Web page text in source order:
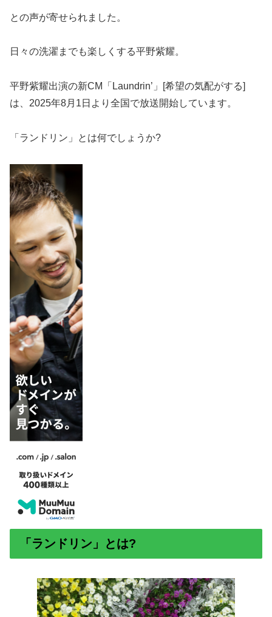
との声が寄せられました。
日々の洗濯までも楽しくする平野紫耀。
平野紫耀出演の新CM「Laundrin’」[希望の気配がする]
は、2025年8月1日より全国で放送開始しています。
「ランドリン」とは何でしょうか?
「ランドリン」とは?